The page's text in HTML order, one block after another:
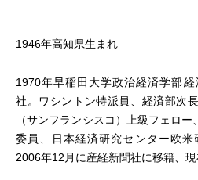
1946年高知県生まれ
1970年早稲田大学政治経済学部
社。ワシントン特派員、経済部次
（サンフランシスコ）上級フェロ
委員、日本経済研究センター欧
2006年12月に産経新聞社に移籍、現